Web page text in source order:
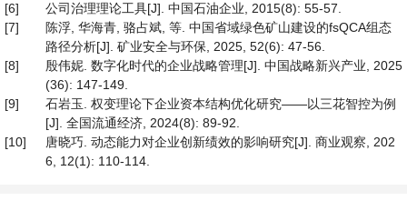
[6]
公司治理理论工具[J]. 中国石油企业, 2015(8): 55-57.
[7]
陈浮, 华海青, 骆占斌, 等. 中国省域绿色矿山建设的fsQCA组态
路径分析[J]. 矿业安全与环保, 2025, 52(6): 47-56.
[8]
殷伟妮. 数字化时代的企业战略管理[J]. 中国战略新兴产业, 2025
(36): 147-149.
[9]
石岩玉. 权变理论下企业资本结构优化研究——以三花智控为例
[J]. 全国流通经济, 2024(8): 89-92.
[10]
唐晓巧. 动态能力对企业创新绩效的影响研究[J]. 商业观察, 202
6, 12(1): 110-114.